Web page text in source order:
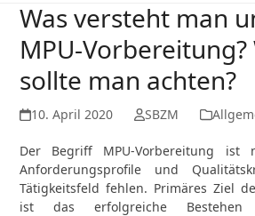
Was versteht man
MPU-
sollte man achten?
10. April 2020 SBZM
Der Begriff MPU-Vorbereitung ist
Anforderungsprofile und
Tätigkeitsfeld fehlen. Primäres Ziel
ist das erfolgreiche Bestehen